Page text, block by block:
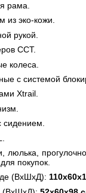
рама.
из эко-кожи.
рукой.
CCT.
колеса.
с системой
Xtrail.
сидением.
люлька,
покупок.
(ВхШхД):